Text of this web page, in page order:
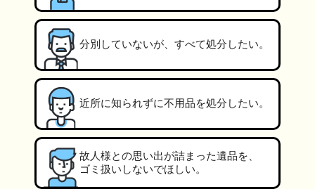
分別していないが、すべて処分したい。
近所に知られずに不用品を処分したい。
故人様との思い出が詰まった遺品を、
ゴミ扱いしないでほしい。